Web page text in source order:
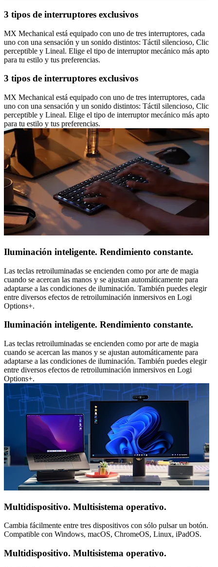
3 tipos de interruptores exclusivos
MX Mechanical está equipado con uno de tres interruptores, cada
uno con una sensación y un sonido distintos: Táctil silencioso, Clic
perceptible y Lineal. Elige el tipo de interruptor mecánico más apto
para tu estilo y tus preferencias.
3 tipos de interruptores exclusivos
MX Mechanical está equipado con uno de tres interruptores, cada
uno con una sensación y un sonido distintos: Táctil silencioso, Clic
perceptible y Lineal. Elige el tipo de interruptor mecánico más apto
para tu estilo y tus preferencias.
Iluminación inteligente. Rendimiento constante.
Las teclas retroiluminadas se encienden como por arte de magia
cuando se acercan las manos y se ajustan automáticamente para
adaptarse a las condiciones de iluminación. También puedes elegir
entre diversos efectos de retroiluminación inmersivos en Logi
Options+.
Iluminación inteligente. Rendimiento constante.
Las teclas retroiluminadas se encienden como por arte de magia
cuando se acercan las manos y se ajustan automáticamente para
adaptarse a las condiciones de iluminación. También puedes elegir
entre diversos efectos de retroiluminación inmersivos en Logi
Options+.
Multidispositivo. Multisistema operativo.
Cambia fácilmente entre tres dispositivos con sólo pulsar un botón.
Compatible con Windows, macOS, ChromeOS, Linux, iPadOS.
Multidispositivo. Multisistema operativo.